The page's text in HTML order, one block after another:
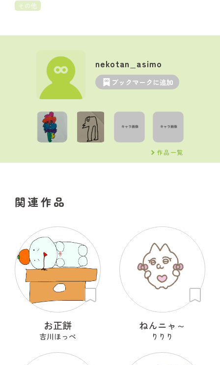
その他
nekotan_asimo
ブックマークに追加
作品一覧
関連作品
お正餅
吉川ほっぺ
ねんニャ～
りりり